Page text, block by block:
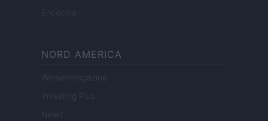
Encocina
NORD AMERICA
Womanmagazine
Investing Plus
Newz